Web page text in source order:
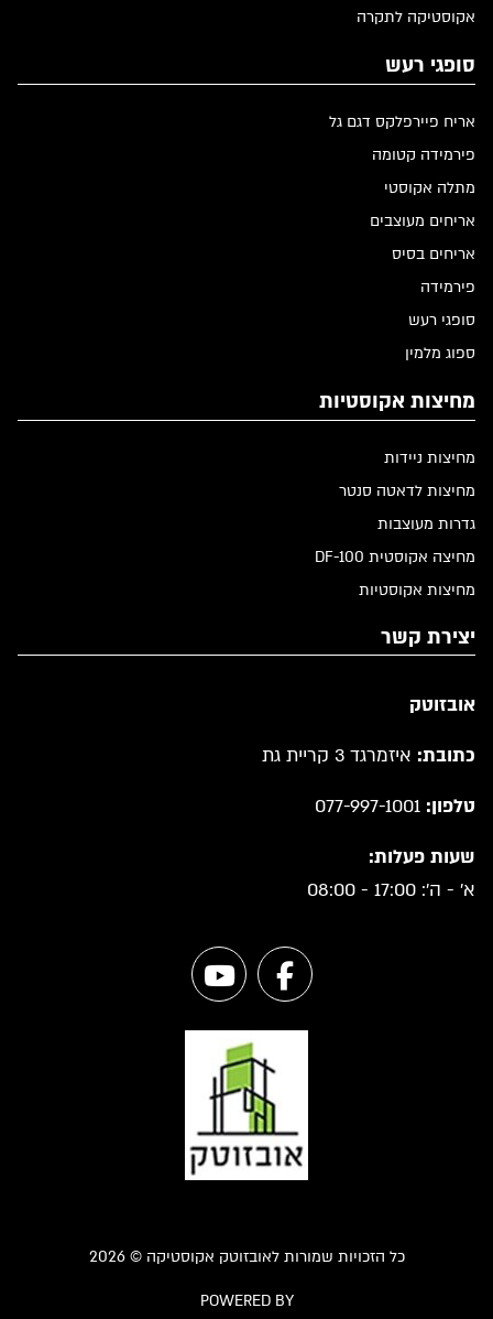
אקוסטיקה לתקרה
סופגי רעש
אריח פיירפלקס דגם גל
פירמידה קטומה
מתלה אקוסטי
אריחים מעוצבים
אריחים בסיס
פירמידה
סופגי רעש
ספוג מלמין
מחיצות אקוסטיות
מחיצות ניידות
מחיצות לדאטה סנטר
גדרות מעוצבות
מחיצה אקוסטית DF-100
מחיצות אקוסטיות
יצירת קשר
אובזוטק
כתובת: איזמרגד 3 קריית גת
טלפון: 077-997-1001
שעות פעלות:
א' - ה': 17:00 - 08:00
כל הזכויות שמורות לאובזוטק אקוסטיקה © 2026
POWERED BY